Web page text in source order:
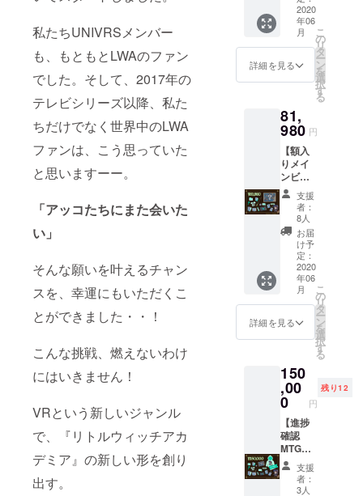
私たちUNIVRSメンバー
も、もともとLWAのファン
でした。そして、2017年の
テレビシリーズ以降、私た
ちだけでなく世界中のLWA
ファンは、こう思っていた
と思いますーー。
「アッコたちにまた会いた
い」
そんな願いを叶えるチャン
スを、幸運にもいただくこ
とができました・・！
こんな挑戦、燃えないわけ
にはいきません！
VRという新しいジャンル
で、『リトルウィッチアカ
デミア』の新しい形を創り
出す。
応プ
ラット
フォー
ムに
よって
発売時
期が異
合がご
ざいま
す。予
めご了
承くだ
さい。
※対応プ
ラット
フォー
ムは変
更され
る可能
性がご
ざいま
す。 ※
ゲーム
は6月、
その他
グッズ
降順次
発送予
定と
なって
おりま
す。
て、
ゲーム
内で表
示され
ザー
ネーム
者限定
の装飾
がつ
き、飛
行時に
ホウキ
の奇跡
に特別
な演出
が入り
ます。
ぜひお
友達に
自慢し
てくだ
さい！
さらに
ゲーム
内クレ
にお名
前（サ
イズ
小）を
記載さ
せてい
ただき
ます！
「オリ
ジナル
（ゲー
ム内で
表示さ
ユー
ザー
装飾と
ホウキ
の軌跡
に特別
な演出
が入り
ます）
・ゲー
ム内の
クレ
ジット
にあな
たのお
名前を
追加
・シャ
リオポ
スト
リー
（A2サ
イズ）
・オリ
ジナルT
シャツ
（フ
リーサ
パッ
ケージ
・オリ
ジナル
ステッ
ポー
ターの
証セッ
ト
（ゲー
ム内で
表示さ
れる
ユー
ザー
ネーム
の限定
装飾と
ホウキ
の軌跡
な演出
が入り
ム内の
クレ
ジット
にあな
たのお
名前を
追加
（小）
・シャ
リオポ
・デジ
タルサ
ウンド
トラッ
ク ・デ
（A4：
20-30
ペー
ジ） ・
ゲーム
オープ
ニング
映像先
行配信
・ディ
スク入
りオリ
ジナル
ゲーム
パッ
ケージ
・オリ
「LWA
VR」サ
ポー
ターの
証セッ
ト
（ゲー
ム内で
表示さ
れる
キー ・
オリジ
ナルデ
スク
トップ
壁紙 ・
加藤オ
ド氏複
製サイ
ン入り
コンセ
プト
アート
ポスト
カード
セット
（2種）
・デジ
タルサ
ウンド
トラッ
ク ・デ
ジタル
設定資
ペー
ジ） ・
ゲーム
オープ
ニング
映像先
行配信
・ディ
スク入
りオリ
2020
年06
月
詳細を見る
こ
の
リ
タ
ー
ン
を
選
択
す
る
81,
980 円
【額入
りメイ
ンビ
ジュア
ル複製
原画＋
エンド
クレ
ジット
(大)コー
ス】 ・
「LWA
VR」DL
キー ・
オリジ
ナルデ
トップ
壁紙 ・
加藤オ
ズワル
ド氏複
製サイ
ン入り
コンセ
プト
アート
支援
者：
8人
お届
け予
定：
2020
年06
月
詳細を見る
こ
の
リ
タ
ー
ン
を
選
択
す
る
150
,00
0 円
残り12
【進捗
確認
MTG@
UNIVR
Sコー
ス】 ・
支援
者：
3人